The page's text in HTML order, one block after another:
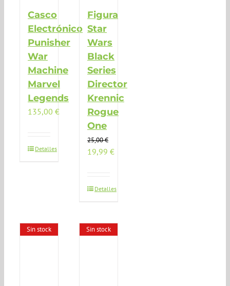
Casco
Electrónico
Punisher
War
Machine
Marvel
Legends
135,00 €
Detalles
Figura
Star
Wars
Black
Series
Director
Krennic
Rogue
One
25,00€
El
era:
19,99€
es:
Detalles
Sin stock Sin stock